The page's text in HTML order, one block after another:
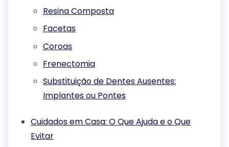
Resina Composta
Facetas
Coroas
Frenectomia
Substituição de Dentes Ausentes:
Implantes ou Pontes
Cuidados em Casa: O Que Ajuda e o Que
Evitar